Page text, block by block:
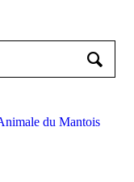
du Mantois